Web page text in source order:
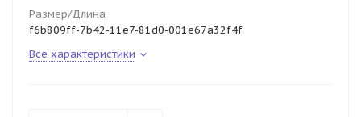
Размер/Длина
f6b809ff-7b42-11e7-81d0-001e67a32f4f
Все характеристики